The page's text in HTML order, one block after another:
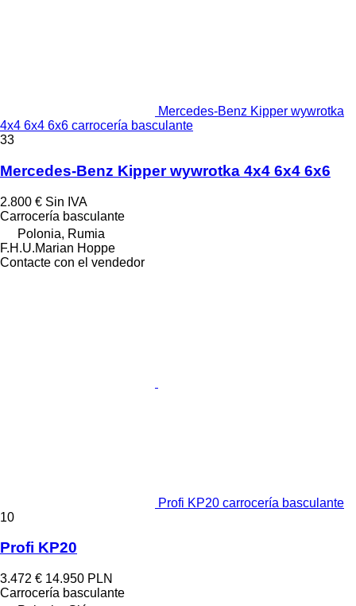
Mercedes-Benz Kipper wywrotka
4x4 6x4 6x6 carrocería basculante
33
Mercedes-Benz Kipper wywrotka 4x4 6x4 6x6
2.800 € Sin IVA
Carrocería basculante
Polonia, Rumia
F.H.U.Marian Hoppe
Contacte con el vendedor
Profi KP20 carrocería basculante
10
Profi KP20
3.472 € 14.950 PLN
Carrocería basculante